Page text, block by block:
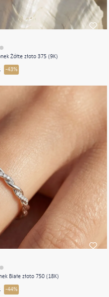
Żółte złoto 375 (9K)
-43%
Białe złoto 750 (18K)
-44%